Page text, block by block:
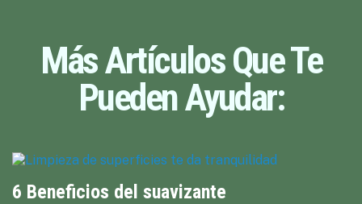
Más Artículos Que Te
Pueden Ayudar:
6 Beneficios del suavizante